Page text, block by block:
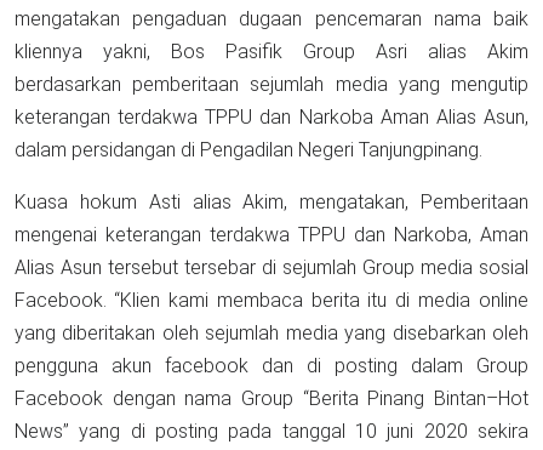
mengatakan pengaduan dugaan pencemaran nama baik
kliennya yakni, Bos Pasifik Group Asri alias Akim
berdasarkan pemberitaan sejumlah media yang mengutip
keterangan terdakwa TPPU dan Narkoba Aman Alias Asun,
dalam persidangan di Pengadilan Negeri Tanjungpinang.
Kuasa hokum Asti alias Akim, mengatakan, Pemberitaan
mengenai keterangan terdakwa TPPU dan Narkoba, Aman
Alias Asun tersebut tersebar di sejumlah Group media sosial
Facebook. “Klien kami membaca berita itu di media online
yang diberitakan oleh sejumlah media yang disebarkan oleh
pengguna akun facebook dan di posting dalam Group
Facebook dengan nama Group “Berita Pinang Bintan–Hot
News” yang di posting pada tanggal 10 juni 2020 sekira